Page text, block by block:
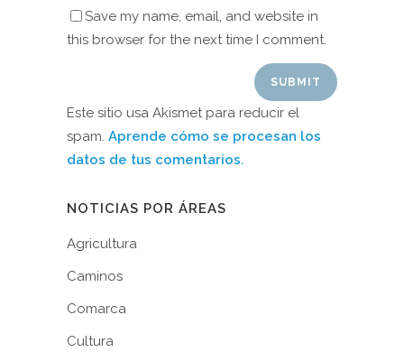
Save my name, email, and website in
this browser for the next time I comment.
Este sitio usa Akismet para reducir el
spam. Aprende cómo se procesan los
datos de tus comentarios.
NOTICIAS POR ÁREAS
Agricultura
Caminos
Comarca
Cultura